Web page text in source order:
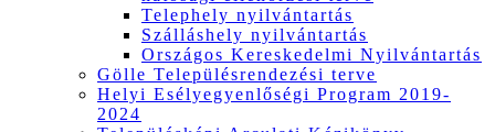
Telephely nyilvántartás
Szálláshely nyilvántartás
Országos Kereskedelmi Nyilvántartás
Gölle Településrendezési terve
Helyi Esélyegyenlőségi Program 2019-
2024